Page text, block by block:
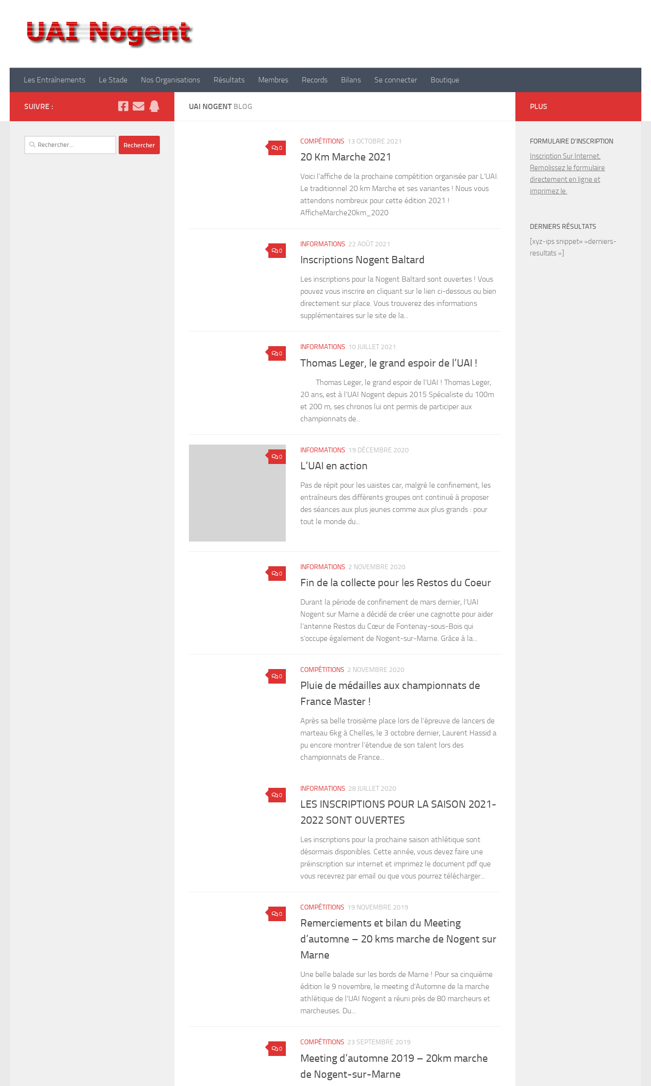
Les Entraînements Le Stade Nos Organisations Résultats Membres Records Bilans Se connecter Boutique
UAI NOGENT BLOG
0
COMPÉTITIONS 13 OCTOBRE 2021
20 Km Marche 2021
Voici l’affiche de la prochaine compétition organisée par L’UAI.
Le traditionnel 20 km Marche et ses variantes ! Nous vous
attendons nombreux pour cette édition 2021 !
AfficheMarche20km_2020
0
INFORMATIONS 22 AOÛT 2021
Inscriptions Nogent Baltard
Les inscriptions pour la Nogent Baltard sont ouvertes ! Vous
pouvez vous inscrire en cliquant sur le lien ci-dessous ou bien
directement sur place. Vous trouverez des informations
supplémentaires sur le site de la...
0
INFORMATIONS 10 JUILLET 2021
Thomas Leger, le grand espoir de l’UAI !
Thomas Leger, le grand espoir de l’UAI ! Thomas Leger,
20 ans, est à l’UAI Nogent depuis 2015 Spécialiste du 100m
et 200 m, ses chronos lui ont permis de participer aux
championnats de...
0
INFORMATIONS 19 DÉCEMBRE 2020
L’UAI en action
Pas de répit pour les uaistes car, malgré le confinement, les
entraîneurs des différents groupes ont continué à proposer
des séances aux plus jeunes comme aux plus grands : pour
tout le monde du...
0
INFORMATIONS 2 NOVEMBRE 2020
Fin de la collecte pour les Restos du Coeur
Durant la période de confinement de mars dernier, l’UAI
Nogent sur Marne a décidé de créer une cagnotte pour aider
l’antenne Restos du Cœur de Fontenay-sous-Bois qui
s’occupe également de Nogent-sur-Marne. Grâce à la...
0
COMPÉTITIONS 2 NOVEMBRE 2020
Pluie de médailles aux championnats de
France Master !
Après sa belle troisième place lors de l’épreuve de lancers de
marteau 6kg à Chelles, le 3 octobre dernier, Laurent Hassid a
pu encore montrer l’étendue de son talent lors des
championnats de France...
0
INFORMATIONS 28 JUILLET 2020
LES INSCRIPTIONS POUR LA SAISON 2021-
2022 SONT OUVERTES
Les inscriptions pour la prochaine saison athlétique sont
désormais disponibles. Cette année, vous devez faire une
préinscription sur internet et imprimez le document pdf que
vous recevrez par email ou que vous pourrez télécharger...
0
COMPÉTITIONS 19 NOVEMBRE 2019
Remerciements et bilan du Meeting
d’automne – 20 kms marche de Nogent sur
Marne
Une belle balade sur les bords de Marne ! Pour sa cinquième
édition le 9 novembre, le meeting d’Automne de la marche
athlétique de l’UAI Nogent a réuni près de 80 marcheurs et
marcheuses. Du...
0
COMPÉTITIONS 23 SEPTEMBRE 2019
Meeting d’automne 2019 – 20km marche
de Nogent-sur-Marne
SUIVRE :
Rechercher :
PLUS
FORMULAIRE D’INSCRIPTION
Inscription Sur Internet.
Remplissez le formulaire
directement en ligne et
imprimez le.
DERNIERS RÉSULTATS
[xyz-ips snippet= »derniers-
resultats »]